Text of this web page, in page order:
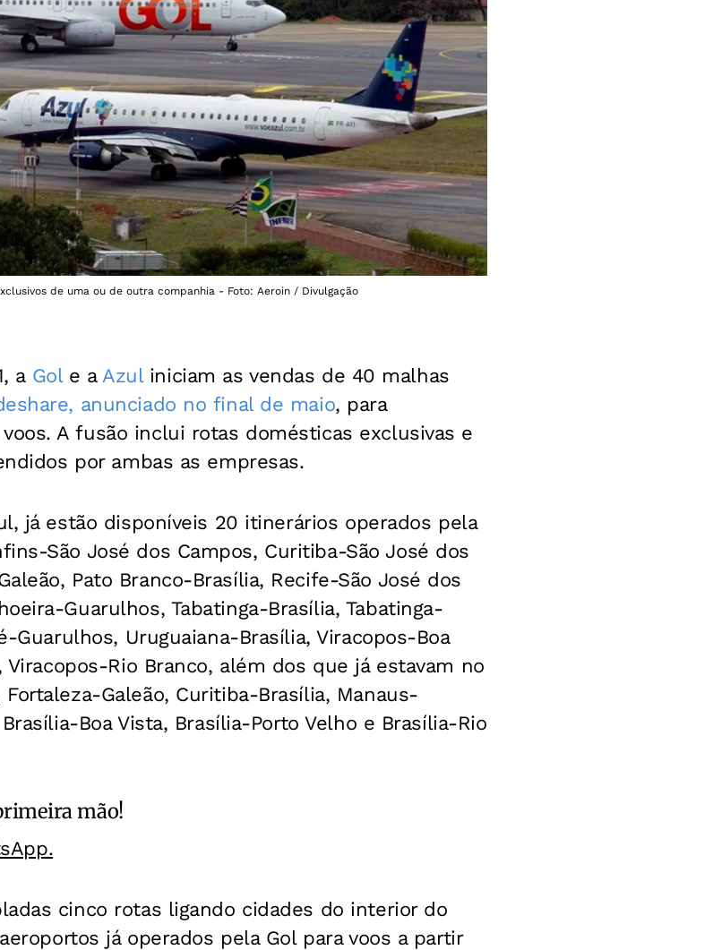
de uma ou de outra companhia - Foto: Aeroin / Divulgação
a Gol e a Azul iniciam as vendas de 40 malhas
anunciado no final de maio, para
A fusão inclui rotas domésticas exclusivas e
por ambas as empresas.
já estão disponíveis 20 itinerários operados pela
São José dos Campos, Curitiba-São José dos
Pato Branco-Brasília, Recife-São José dos
Guarulhos, Tabatinga-Brasília, Tabatinga-
Guarulhos, Uruguaiana-Brasília, Viracopos-Boa
Viracopos-Rio Branco, além dos que já estavam no
Galeão, Curitiba-Brasília, Manaus-
Boa Vista, Brasília-Porto Velho e Brasília-Rio
mão!
cinco rotas ligando cidades do interior do
já operados pela Gol para voos a partir